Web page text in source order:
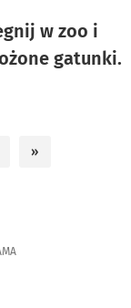
w zoo i
gatunki.
»